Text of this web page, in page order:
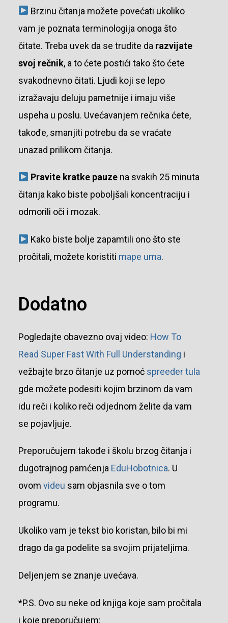
Brzinu čitanja možete povećati ukoliko
vam je poznata terminologija onoga što
čitate. Treba uvek da se trudite da razvijate
svoj rečnik, a to ćete postići tako što ćete
svakodnevno čitati. Ljudi koji se lepo
izražavaju deluju pametnije i imaju više
uspeha u poslu. Uvećavanjem rečnika ćete,
takođe, smanjiti potrebu da se vraćate
unazad prilikom čitanja.
Pravite kratke pauze na svakih 25 minuta
čitanja kako biste poboljšali koncentraciju i
odmorili oči i mozak.
Kako biste bolje zapamtili ono što ste
pročitali, možete koristiti mape uma.
Dodatno
Pogledajte obavezno ovaj video: How To
Read Super Fast With Full Understanding i
vežbajte brzo čitanje uz pomoć spreeder tula
gde možete podesiti kojim brzinom da vam
idu reči i koliko reči odjednom želite da vam
se pojavljuje.
Preporučujem takođe i školu brzog čitanja i
dugotrajnog pamćenja EduHobotnica. U
ovom videu sam objasnila sve o tom
programu.
Ukoliko vam je tekst bio koristan, bilo bi mi
drago da ga podelite sa svojim prijateljima.
Deljenjem se znanje uvećava.
*P.S. Ovo su neke od knjiga koje sam pročitala
i koje preporučujem: